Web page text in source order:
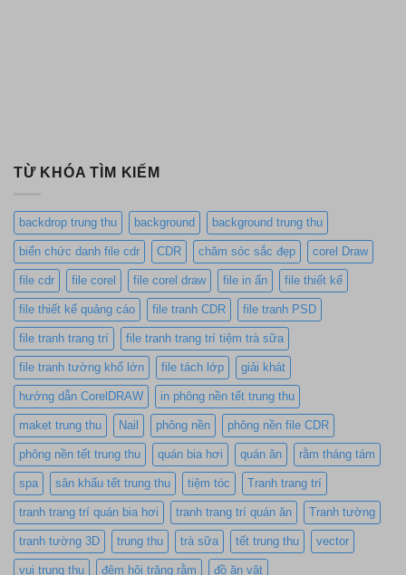
TỪ KHÓA TÌM KIẾM
backdrop trung thu background background trung thu
biển chức danh file cdr CDR chăm sóc sắc đẹp corel Draw
file cdr file corel file corel draw file in ấn file thiết kế
file thiết kế quảng cáo file tranh CDR file tranh PSD
file tranh trang trí file tranh trang trí tiệm trà sữa
file tranh tường khổ lớn file tách lớp giải khát
hướng dẫn CorelDRAW in phông nền tết trung thu
maket trung thu Nail phông nền phông nền file CDR
phông nền tết trung thu quán bia hơi quán ăn rằm tháng tám
spa sân khấu tết trung thu tiệm tóc Tranh trang trí
tranh trang trí quán bia hơi tranh trang trí quán ăn Tranh tường
tranh tường 3D trung thu trà sữa tết trung thu vector
vui trung thu đêm hội trăng rằm đồ ăn vặt